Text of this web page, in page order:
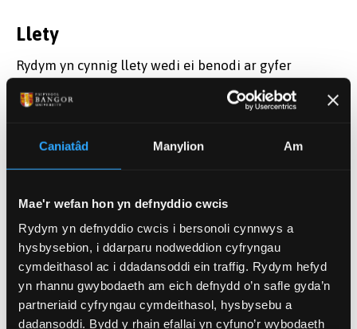
Caniatâd Manylion Am
Mae'r wefan hon yn defnyddio cwcis
Rydym yn defnyddio cwcis i bersonoli cynnwys a
hysbysebion, i ddarparu nodweddion cyfryngau
cymdeithasol ac i ddadansoddi ein traffig. Rydym hefyd
yn rhannu gwybodaeth am eich defnydd o’n safle gyda’n
partneriaid cyfryngau cymdeithasol, hysbysebu a
dadansoddi. Bydd y rhain efallai yn cyfuno’r wybodaeth
Llety
Rydym yn cynnig llety wedi ei benodi ar gyfer
wedi ennill gwobrau am eu safon.
Dod o hyd i rhywle i fyw
darganfyddwch fwy am astudio yma.
Cofrestru am wybodaeth
Ymunwch â ni